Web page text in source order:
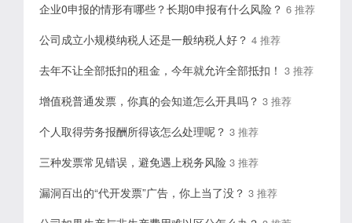
企业0申报的情形有哪些？长期0申报有什么风险？ 6 推荐
公司成立小规模纳税人还是一般纳税人好？ 4 推荐
去年不让全部抵扣的租金，今年就允许全部抵扣！ 3 推荐
增值税普通发票，你真的会知道怎么开具吗？ 3 推荐
个人取得劳务报酬所得该怎么处理呢？ 3 推荐
三种发票常见错误，避免遇上税务风险 3 推荐
漏洞百出的“代开发票”广告，你上当了没？ 3 推荐